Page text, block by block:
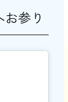
亭」
まもと
参り